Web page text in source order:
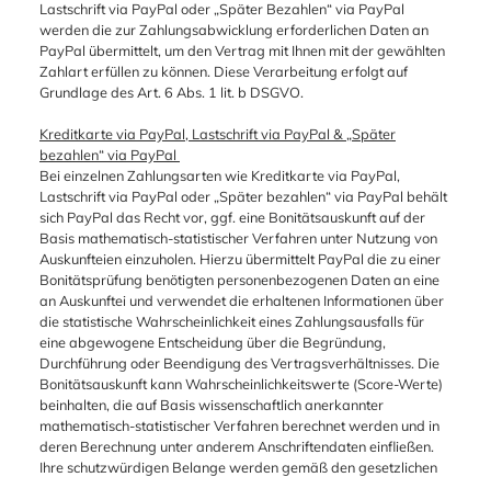
Lastschrift via PayPal oder „Später Bezahlen“ via PayPal
werden die zur Zahlungsabwicklung erforderlichen Daten an
PayPal übermittelt, um den Vertrag mit Ihnen mit der gewählten
Zahlart erfüllen zu können. Diese Verarbeitung erfolgt auf
Grundlage des Art. 6 Abs. 1 lit. b DSGVO.
Kreditkarte via PayPal, Lastschrift via PayPal & „Später
bezahlen“ via PayPal
Bei einzelnen Zahlungsarten wie Kreditkarte via PayPal,
Lastschrift via PayPal oder „Später bezahlen“ via PayPal behält
sich PayPal das Recht vor, ggf. eine Bonitätsauskunft auf der
Basis mathematisch-statistischer Verfahren unter Nutzung von
Auskunfteien einzuholen. Hierzu übermittelt PayPal die zu einer
Bonitätsprüfung benötigten personenbezogenen Daten an eine
an Auskunftei und verwendet die erhaltenen Informationen über
die statistische Wahrscheinlichkeit eines Zahlungsausfalls für
eine abgewogene Entscheidung über die Begründung,
Durchführung oder Beendigung des Vertragsverhältnisses. Die
Bonitätsauskunft kann Wahrscheinlichkeitswerte (Score-Werte)
beinhalten, die auf Basis wissenschaftlich anerkannter
mathematisch-statistischer Verfahren berechnet werden und in
deren Berechnung unter anderem Anschriftendaten einfließen.
Ihre schutzwürdigen Belange werden gemäß den gesetzlichen